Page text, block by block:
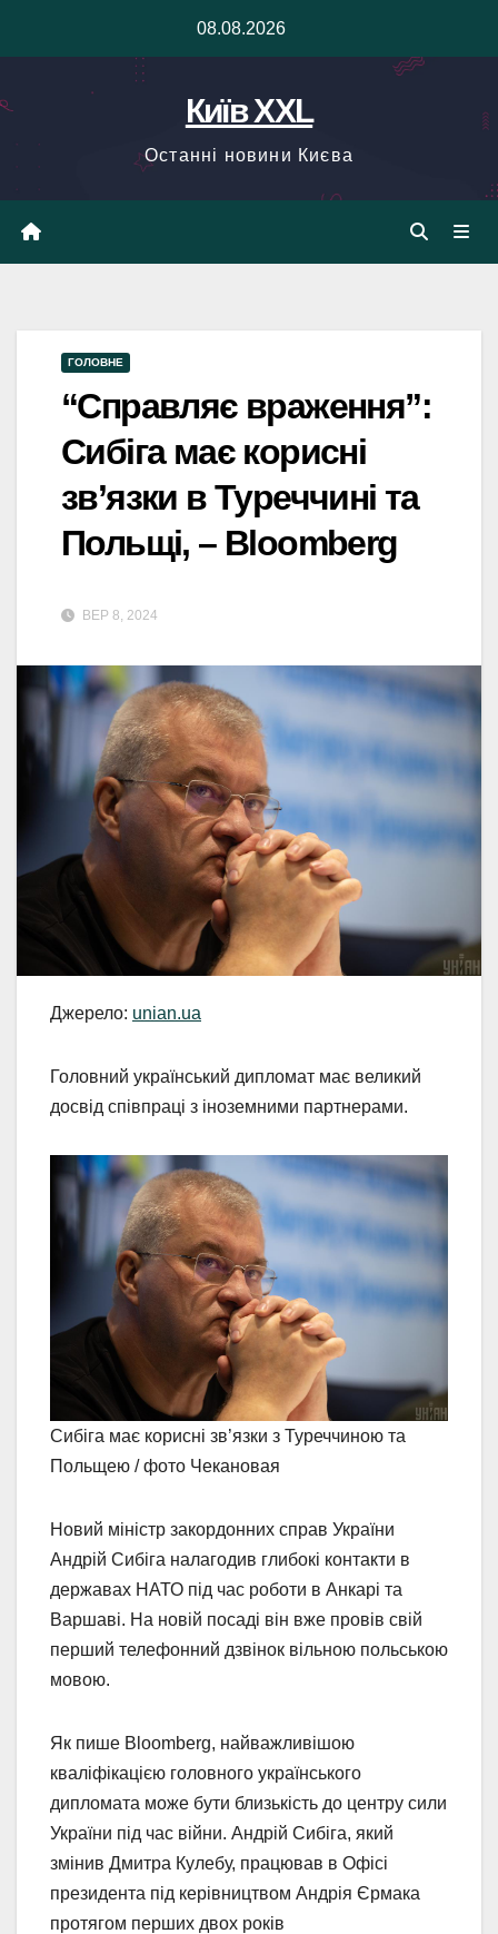
08.08.2026
Київ XXL
Останні новини Києва
ГОЛОВНЕ
“Справляє враження”:
Сибіга має корисні
зв’язки в Туреччині та
Польщі, – Bloomberg
ВЕР 8, 2024
Джерело: unian.ua
Головний український дипломат має великий
досвід співпраці з іноземними партнерами.
Сибіга має корисні зв’язки з Туреччиною та
Польщею / фото Чекановая
Новий міністр закордонних справ України
Андрій Сибіга налагодив глибокі контакти в
державах НАТО під час роботи в Анкарі та
Варшаві. На новій посаді він вже провів свій
перший телефонний дзвінок вільною польською
мовою.
Як пише Bloomberg, найважливішою
кваліфікацією головного українського
дипломата може бути близькість до центру сили
України під час війни. Андрій Сибіга, який
змінив Дмитра Кулебу, працював в Офісі
президента під керівництвом Андрія Єрмака
протягом перших двох років